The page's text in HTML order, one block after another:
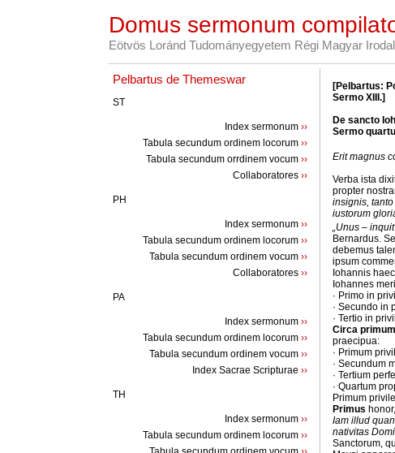
Domus sermonum
Eötvös Loránd Tudományegyetem Régi Magyar
Pelbartus de Themeswar
ST
Index sermonum››
Tabula secundum ordinem locorum››
Tabula secundum orrdinem vocum››
Collaboratores››
PH
Index sermonum››
Tabula secundum ordinem locorum››
Tabula secundum ordinem vocum››
Collaboratores››
PA
Index sermonum››
Tabula secundum ordinem locorum››
Tabula secundum ordinem vocum››
Index Sacrae Scripturae››
TH
Index sermonum››
Tabula secundum ordinem locorum››
[Pelbartus:
Sermo XIII.]
De sancto
Sermo
Erit magnus
Verba ista
propter
insignis,
iustorum
„Unus –
Bernardus.
debemus
ipsum
Iohannis
Iohannes
· Primo in
· Secundo in
· Tertio in
Circa
praecipua:
· Primum
· Secundum
· Tertium
· Quartum
Primum
Primus
Iam illud
nativitas
Sanctorum,